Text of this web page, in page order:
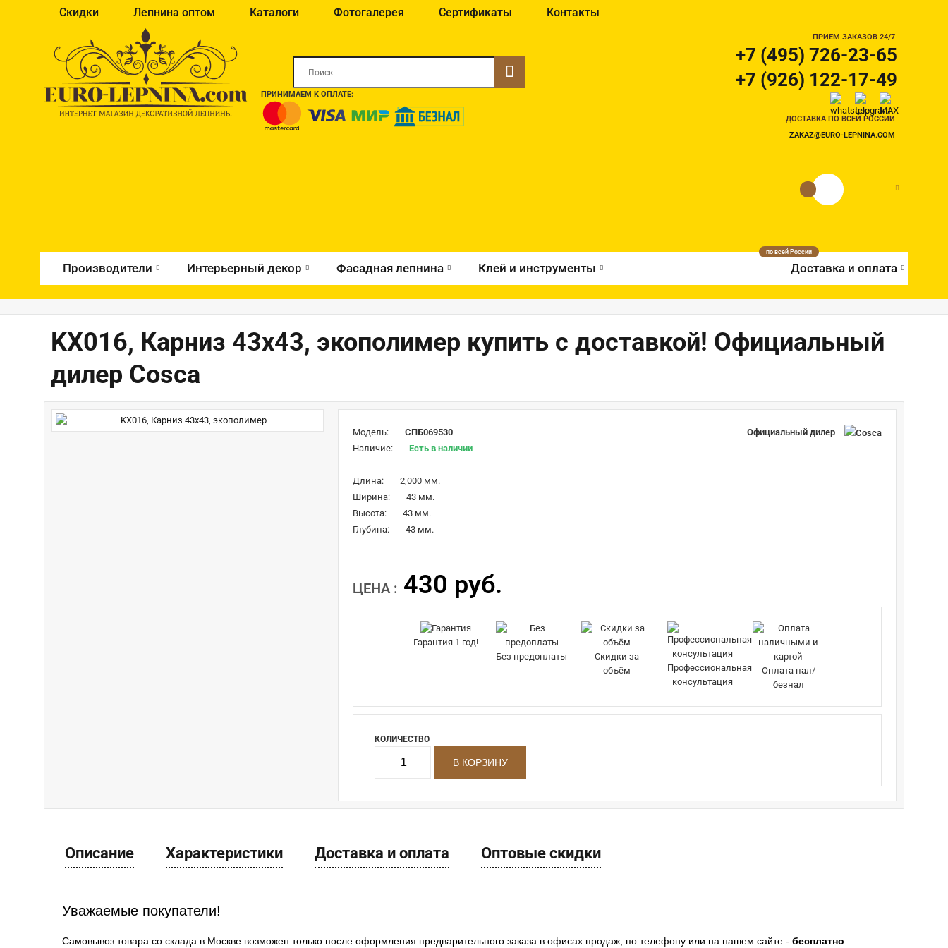
Скидки Лепнина оптом Каталоги Фотогалерея Сертификаты Контакты
ПРИНИМАЕМ К ОПЛАТЕ:
ПРИЕМ ЗАКАЗОВ 24/7
+7 (495) 726-23-65
+7 (926) 122-17-49
ДОСТАВКА ПО ВСЕЙ РОССИИ
ZAKAZ@EURO-LEPNINA.COM
Производители Интерьерный декор Фасадная лепнина Клей и инструменты Доставка и оплата
по всей России
KX016, Карниз 43х43, экополимер купить с доставкой! Официальный
дилер Cosca
Модель:
СПБ069530
Наличие:
Есть в наличии
Длина:
2,000 мм.
Ширина:
43 мм.
Высота:
43 мм.
Глубина:
43 мм.
Официальный дилер
ЦЕНА : 430 руб.
Гарантия 1 год!
Без предоплаты
Скидки за
объём
Профессиональная
консультация
Оплата нал/
безнал
КОЛИЧЕСТВО
Описание Характеристики Доставка и оплата Оптовые скидки
Уважаемые покупатели!
Самовывоз товара со склада в Москве возможен только после оформления предварительного заказа в офисах продаж, по телефону или на нашем сайте - бесплатно